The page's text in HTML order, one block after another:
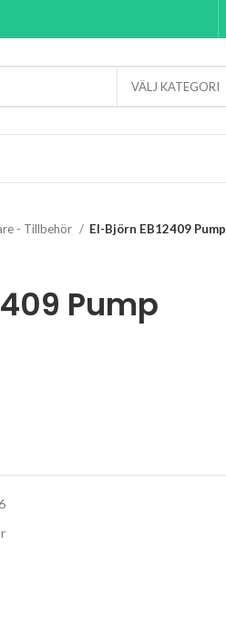
VÄLJ KATEGORI
- Tillbehör El-Björn EB12409 Pump
Pump